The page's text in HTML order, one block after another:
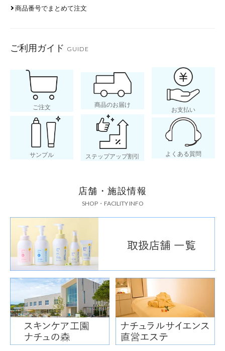
商品番号でまとめて注文
ご利用ガイド GUIDE
ご注文 商品のお届け
お支払い
サンプル ステップアップ割引 よくある質問
店舗・施設情報
SHOP・FACILITY INFO